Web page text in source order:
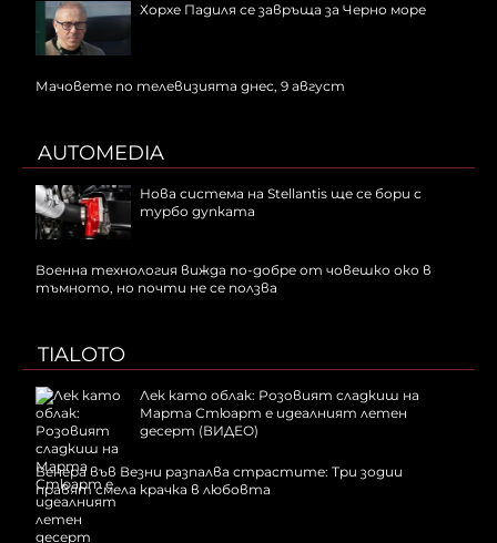
Хорхе Падиля се завръща за Черно море
Мачовете по телевизията днес, 9 август
AUTOMEDIA
Нова система на Stellantis ще се бори с
турбо дупката
Военна технология вижда по-добре от човешко око в
тъмното, но почти не се ползва
TIALOTO
Лек като облак: Розовият сладкиш на
Марта Стюарт е идеалният летен
десерт (ВИДЕО)
Венера във Везни разпалва страстите: Три зодии
правят смела крачка в любовта